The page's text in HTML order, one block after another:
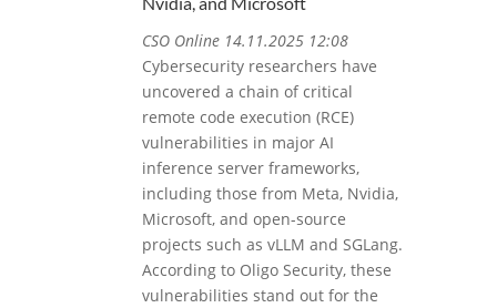
CSO Online 14.11.2025 12:08
Cybersecurity researchers have
uncovered a chain of critical
remote code execution (RCE)
vulnerabilities in major AI
inference server frameworks,
including those from Meta, Nvidia,
Microsoft, and open-source
projects such as vLLM and SGLang.
According to Oligo Security, these
vulnerabilities stand out for the